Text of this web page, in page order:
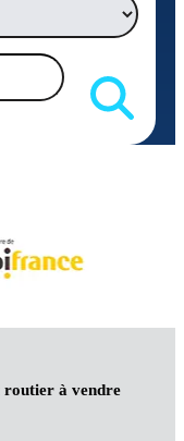
routier à vendre